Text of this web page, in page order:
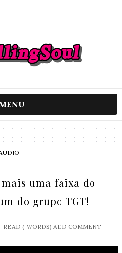
MENU
AUDIO
mais uma faixa do
do grupo TGT!
READ ( WORDS) ADD COMMENT